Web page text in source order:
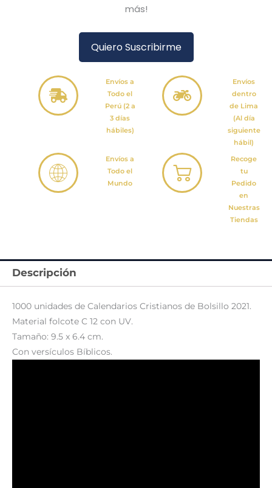
más!
Quiero Suscribirme
Envíos a
Todo el
Perú (2 a
3 días
hábiles)
Envíos
dentro
de Lima
(Al día
siguiente
hábil)
Envíos a
Todo el
Mundo
Recoge
tu
Pedido
en
Nuestras
Tiendas
Descripción
1000 unidades de Calendarios Cristianos de Bolsillo 2021.
Material folcote C 12 con UV.
Tamaño: 9.5 x 6.4 cm.
Con versículos Bíblicos.